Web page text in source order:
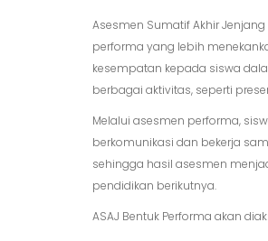
Asesmen Sumatif Akhir
performa yang lebih
kesempatan kepada siswa
berbagai aktivitas, seperti
Melalui asesmen performa,
berkomunikasi dan bekerja
sehingga hasil asesmen
pendidikan berikutnya.
ASAJ Bentuk Performa akan